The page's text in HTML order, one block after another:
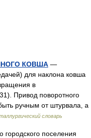
КОВША —
для наклона ковша
в
Привод поворотного
ручным от штурвала, а
словарь
городского поселения